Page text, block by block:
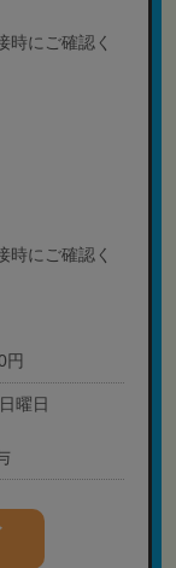
にご確認く
にご確認く
円
曜日